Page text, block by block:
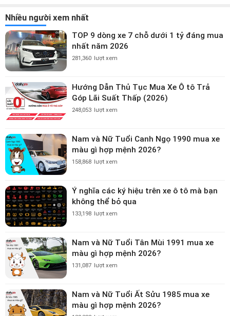
Nhiều người xem nhất
TOP 9 dòng xe 7 chỗ dưới 1 tỷ đáng mua
nhất năm 2026
281,360 lượt xem
Hướng Dẫn Thủ Tục Mua Xe Ô tô Trả
Góp Lãi Suất Thấp (2026)
248,053 lượt xem
Nam và Nữ Tuổi Canh Ngọ 1990 mua xe
màu gì hợp mệnh 2026?
158,868 lượt xem
Ý nghĩa các ký hiệu trên xe ô tô mà bạn
không thể bỏ qua
133,198 lượt xem
Nam và Nữ Tuổi Tân Mùi 1991 mua xe
màu gì hợp mệnh 2026?
131,087 lượt xem
Nam và Nữ Tuổi Ất Sửu 1985 mua xe
màu gì hợp mệnh 2026?